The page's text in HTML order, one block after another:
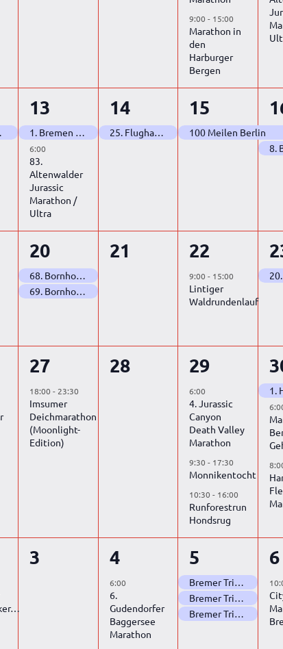
9:00- 15:00
Marathon in
den
Harburger
Bergen
2
Veranstaltungen,
13
1. Bremen goes to Altenwalde Marathon (Doppelmarathon Edition Teil 2)
6:00
83.
Altenwalder
Jurassic
Marathon /
Ultra
1
Veranstaltung,
14
25. Flughafen Bremen Marathon
1
15
100 Meilen Berlin
2
2
Veranstaltungen,
20
68. Bornhorster See Marathon (Doppelmarathon Edition Teil 1)
69. Bornhorster See Marathon (Doppelmarathon Edition Teil 2)
0
Veranstaltungen,
21
1
22
9:00- 15:00
Lintiger
Waldrundenlauf
1
1
Veranstaltung,
27
18:00- 23:30
Imsumer
Deichmarathon
(Moonlight-
Edition)
0
Veranstaltungen,
28
3
29
6:00
4. Jurassic
Canyon
Death Valley
Marathon
9:30- 17:30
Monnikentocht
10:30- 16:00
Runforestrun
Hondsrug
3
0
Veranstaltungen,
3
1
Veranstaltung,
4
6:00
6.
Gudendorfer
Baggersee
Marathon
3
5
Bremer Triple-Marathon Teil 1 (68. Bürgerpark und Stadtwald Marathon)
Bremer Triple-Marathon Teil 2 (36. Blockland Marathon)
Bremer Triple-Marathon Teil 3 (69. Bürgerpark und Stadtwald Marathon – Finnbahn Edition)
1
6